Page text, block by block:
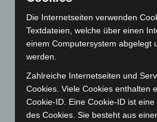
Juni 2024(107)
Mai 2024(149)
April 2024(102)
März 2024
Februar 2024(103)
Januar 2024(111)
Dezember 2023(130)
Die Internetseiten verwenden
Textdateien, welche über einen
einem Computersystem abgelegt
werden.
Zahlreiche Internetseiten und
Cookies. Viele Cookies enthalten
Cookie-ID. Eine Cookie-ID ist
des Cookies. Sie besteht aus